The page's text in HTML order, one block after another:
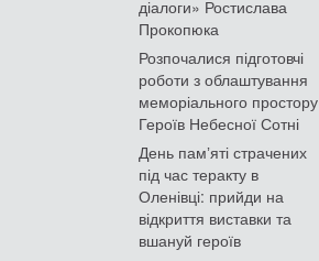
діалоги» Ростислава
Прокопюка
Розпочалися підготовчі
роботи з облаштування
меморіального простору
Героїв Небесної Сотні
День памʼяті страчених
під час теракту в
Оленівці: прийди на
відкриття виставки та
вшануй героїв